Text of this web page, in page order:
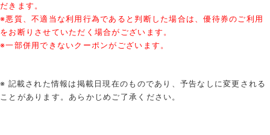
だきます。
※悪質、不適当な利用行為であると判断した場合は、優待券のご利用
をお断りさせていただく場合がございます。
※一部併用できないクーポンがございます。
※ 記載された情報は掲載日現在のものであり、予告なしに変更される
ことがあります。あらかじめご了承ください。